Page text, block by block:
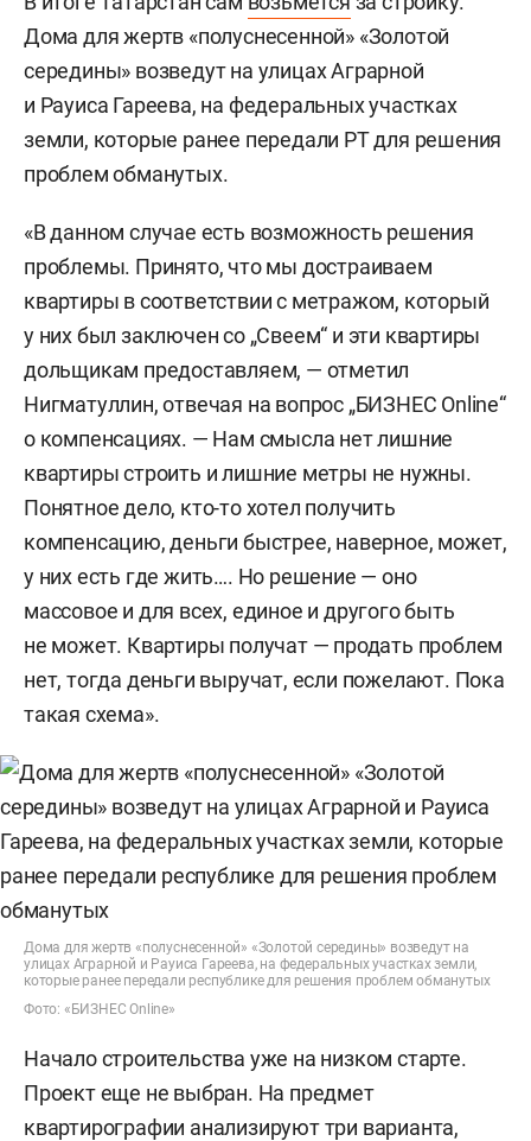
Дома для жертв «полуснесенной» «Золотой
середины» возведут на улицах Аграрной
и Рауиса Гареева, на федеральных участках
земли, которые ранее передали РТ для решения
проблем обманутых.
«В данном случае есть возможность решения
проблемы. Принято, что мы достраиваем
квартиры в соответствии с метражом, который
у них был заключен со „Свеем“ и эти квартиры
дольщикам предоставляем, — отметил
Нигматуллин, отвечая на вопрос „БИЗНЕС Online“
о компенсациях. — Нам смысла нет лишние
квартиры строить и лишние метры не нужны.
Понятное дело, кто-то хотел получить
компенсацию, деньги быстрее, наверное, может,
у них есть где жить…. Но решение — оно
массовое и для всех, единое и другого быть
не может. Квартиры получат — продать проблем
нет, тогда деньги выручат, если пожелают. Пока
такая схема».
Дома для жертв «полуснесенной» «Золотой середины» возведут на
улицах Аграрной и Рауиса Гареева, на федеральных участках земли,
которые ранее передали республике для решения проблем обманутых
Фото: «БИЗНЕС Online»
Начало строительства уже на низком старте.
Проект еще не выбран. На предмет
квартирографии анализируют три варианта,